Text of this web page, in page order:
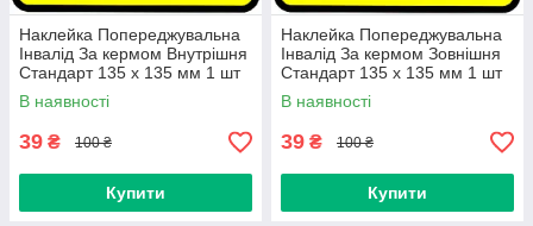
Наклейка Попереджувальна
Інвалід За кермом Внутрішня
Стандарт 135 x 135 мм 1 шт
В наявності
39 ₴ 100 ₴
Купити
Наклейка Попереджувальна
Інвалід За кермом Зовнішня
Стандарт 135 x 135 мм 1 шт
В наявності
39 ₴ 100 ₴
Купити